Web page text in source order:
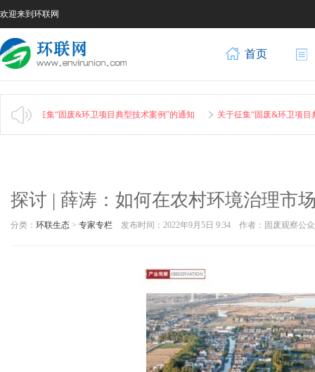
欢迎来到环联网
首页
关于征集“固废&环卫项目典型技术案例”的通知 关于征集“固废&环卫项目典
探讨 | 薛涛：如何在农村环境治理市
分类： 环联生态 > 专家专栏 发布时间：2022年9月5日 9:34 作者：固废观察公